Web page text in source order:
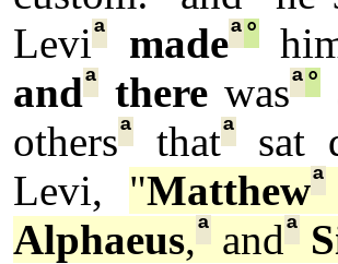
Leviª madeª°
andª there wasª°
othersª thatªsat
Levi, "Matthewª
Alphaeus,ª andª